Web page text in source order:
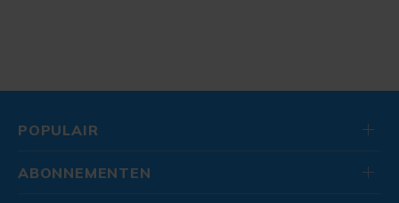
POPULAIR
ABONNEMENTEN